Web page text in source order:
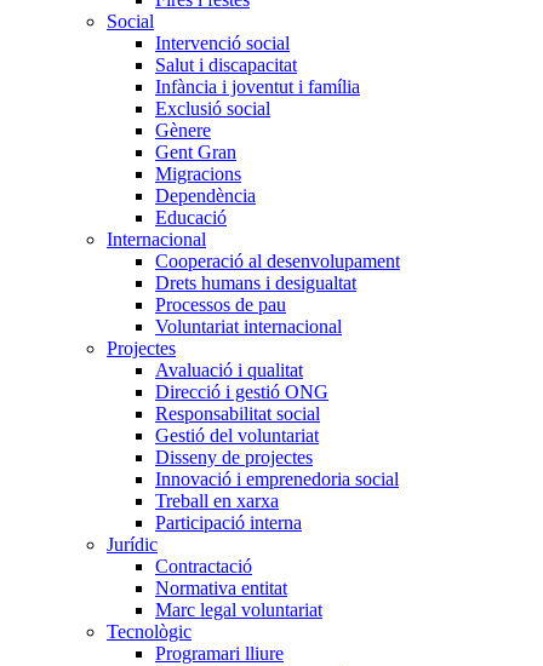
Social
Intervenció social
Salut i discapacitat
Infància i joventut i família
Exclusió social
Gènere
Gent Gran
Migracions
Dependència
Educació
Internacional
Cooperació al desenvolupament
Drets humans i desigualtat
Processos de pau
Voluntariat internacional
Projectes
Avaluació i qualitat
Direcció i gestió ONG
Responsabilitat social
Gestió del voluntariat
Disseny de projectes
Innovació i emprenedoria social
Treball en xarxa
Participació interna
Jurídic
Contractació
Normativa entitat
Marc legal voluntariat
Tecnològic
Programari lliure